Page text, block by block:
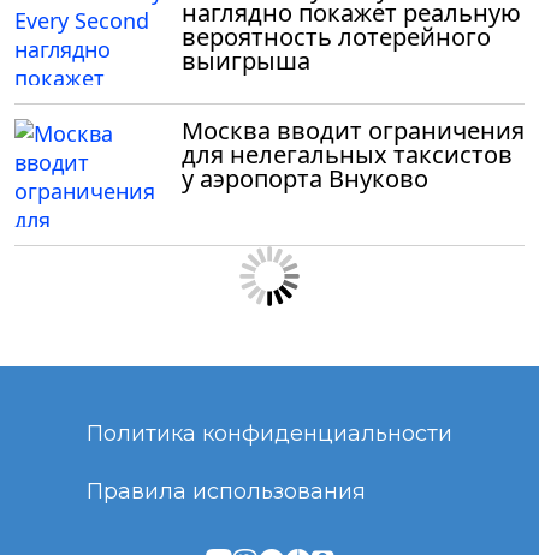
наглядно покажет реальную
вероятность лотерейного
выигрыша
Москва вводит ограничения
для нелегальных таксистов
у аэропорта Внуково
Политика конфиденциальности
Правила использования